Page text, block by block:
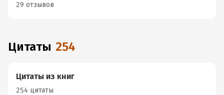
29 отзывов
Цитаты 254
Цитаты из книг
254 цитаты